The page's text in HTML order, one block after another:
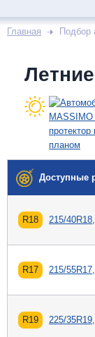
Главная Подбор
Доступные
R18 215/
R17 215/
R19 225/